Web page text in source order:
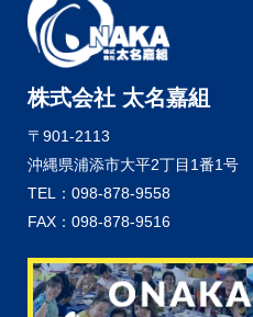
株式会社 太名嘉組
〒901-2113
沖縄県浦添市大平2丁目1番1号
TEL：098-878-9558
FAX：098-878-9516